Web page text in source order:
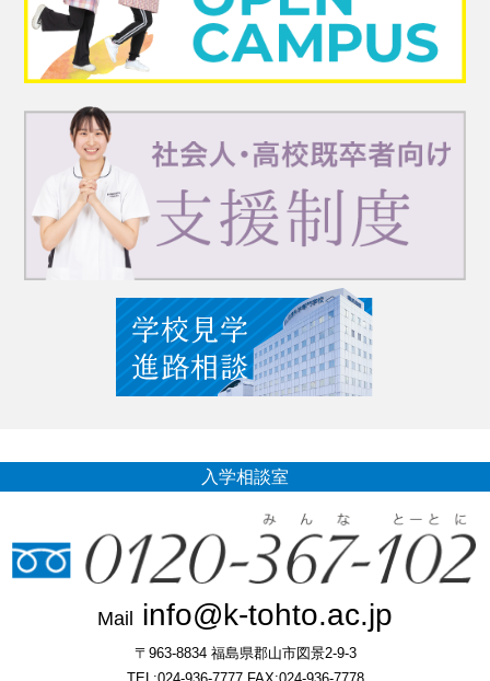
入学相談室
Mail info@k-tohto.ac.jp
〒963-8834 福島県郡山市図景2-9-3